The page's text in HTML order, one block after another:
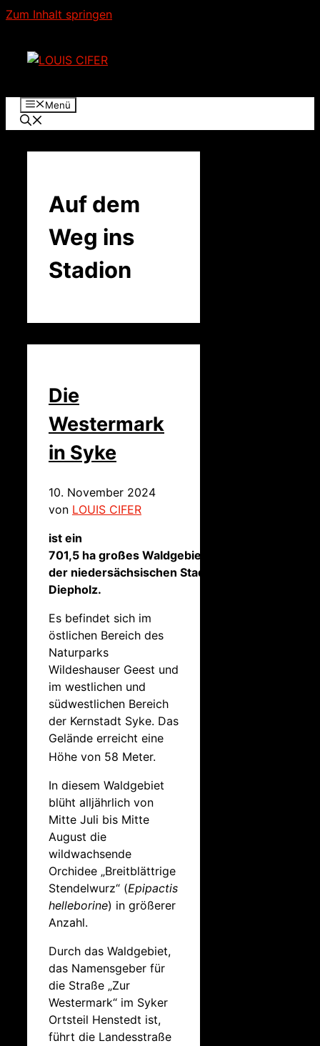
Zum Inhalt springen
Menü
Auf dem
Weg ins
Stadion
Die
Westermark
in Syke
10. November 2024
von LOUIS CIFER
ist ein
701,5 ha großes Waldgebiet in
der niedersächsischen Stadt Syke im Landkreis
Diepholz.
Es befindet sich im
östlichen Bereich des
Naturparks
Wildeshauser Geest und
im westlichen und
südwestlichen Bereich
der Kernstadt Syke. Das
Gelände erreicht eine
Höhe von 58 Meter.
In diesem Waldgebiet
blüht alljährlich von
Mitte Juli bis Mitte
August die
wildwachsende
Orchidee „Breitblättrige
Stendelwurz“ (Epipactis
helleborine) in größerer
Anzahl.
Durch das Waldgebiet,
das Namensgeber für
die Straße „Zur
Westermark“ im Syker
Ortsteil Henstedt ist,
führt die Landesstraße